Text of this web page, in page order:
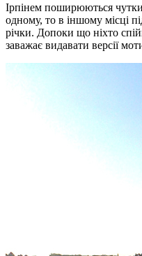
Ірпінем поширюються
одному, то в іншому місці
річки. Допоки що ніхто
заважає видавати версії